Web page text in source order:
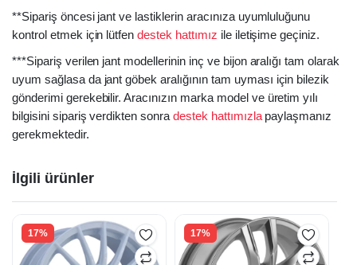
**Sipariş öncesi jant ve lastiklerin aracınıza uyumluluğunu
kontrol etmek için lütfendestek hattımız ile iletişime geçiniz.
***Sipariş verilen jant modellerinin inç ve bijon aralığı tam olarak
uyum sağlasa da jant göbek aralığının tam uyması için bilezik
gönderimi gerekebilir. Aracınızın marka model ve üretim yılı
bilgisini sipariş verdikten sonradestek hattımızlapaylaşmanız
gerekmektedir.
İlgili ürünler
17% 17%